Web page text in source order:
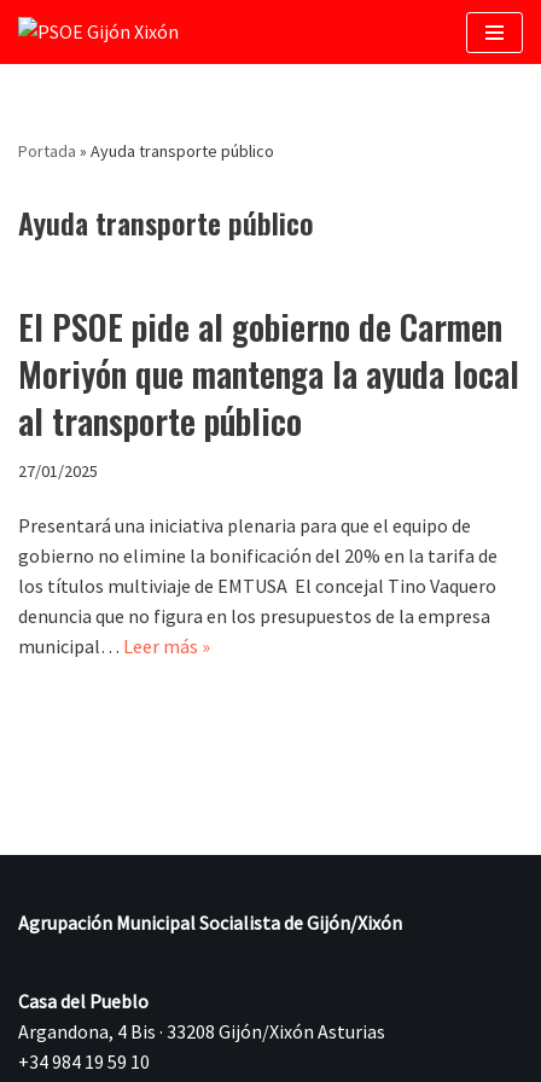
Saltar
Portada » Ayuda transporte público
Ayuda transporte público
El PSOE pide al gobierno de Carmen
Moriyón que mantenga la ayuda local
al transporte público
27/01/2025
Presentará una iniciativa plenaria para que el equipo de
gobierno no elimine la bonificación del 20% en la tarifa de
los títulos multiviaje de EMTUSA El concejal Tino Vaquero
denuncia que no figura en los presupuestos de la empresa
municipal… Leer más »
Agrupación Municipal Socialista de Gijón/Xixón
Casa del Pueblo
Argandona, 4 Bis · 33208 Gijón/Xixón Asturias
+34 984 19 59 10